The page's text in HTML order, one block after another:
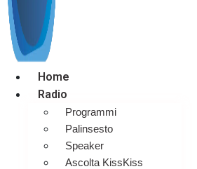
Home
Radio
Programmi
Palinsesto
Speaker
Ascolta KissKiss